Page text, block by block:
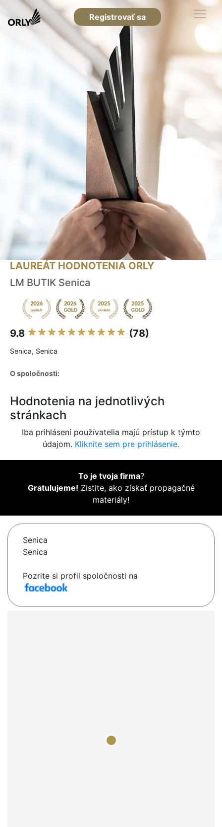
Registrovať sa
LAUREÁT HODNOTENIA ORLY
LM BUTIK Senica
9.8 (78)
Senica, Senica
O spoločnosti:
Hodnotenia na jednotlivých
stránkach
Iba prihlásení používatelia majú prístup k týmto
údajom. Kliknite sem pre prihlásenie.
To je tvoja firma?
Gratulujeme! Zistite, ako získať propagačné
materiály!
Senica
Senica
Pozrite si profil spoločnosti na